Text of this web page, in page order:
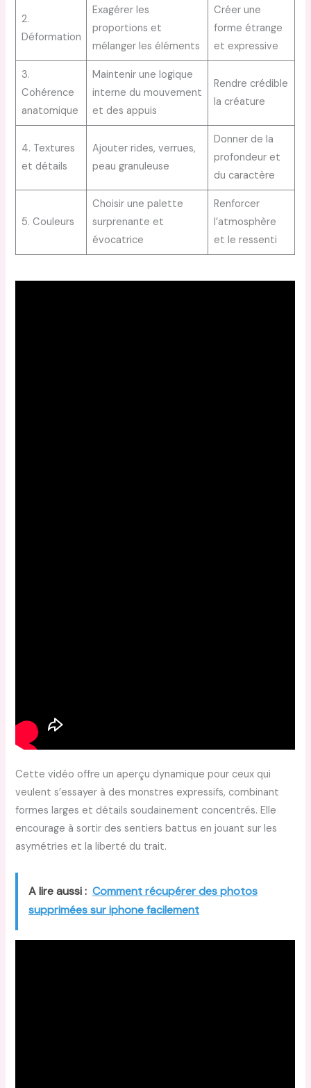
2.
Déformation
Exagérer les
proportions et
mélanger les éléments
Créer une
forme étrange
et expressive
3.
Cohérence
anatomique
Maintenir une logique
interne du mouvement
et des appuis
Rendre crédible
la créature
4. Textures
et détails
Ajouter rides, verrues,
peau granuleuse
Donner de la
profondeur et
du caractère
5. Couleurs
Choisir une palette
surprenante et
évocatrice
Renforcer
l’atmosphère
et le ressenti
Cette vidéo offre un aperçu dynamique pour ceux qui
veulent s’essayer à des monstres expressifs, combinant
formes larges et détails soudainement concentrés. Elle
encourage à sortir des sentiers battus en jouant sur les
asymétries et la liberté du trait.
A lire aussi : Comment récupérer des photos
supprimées sur iphone facilement